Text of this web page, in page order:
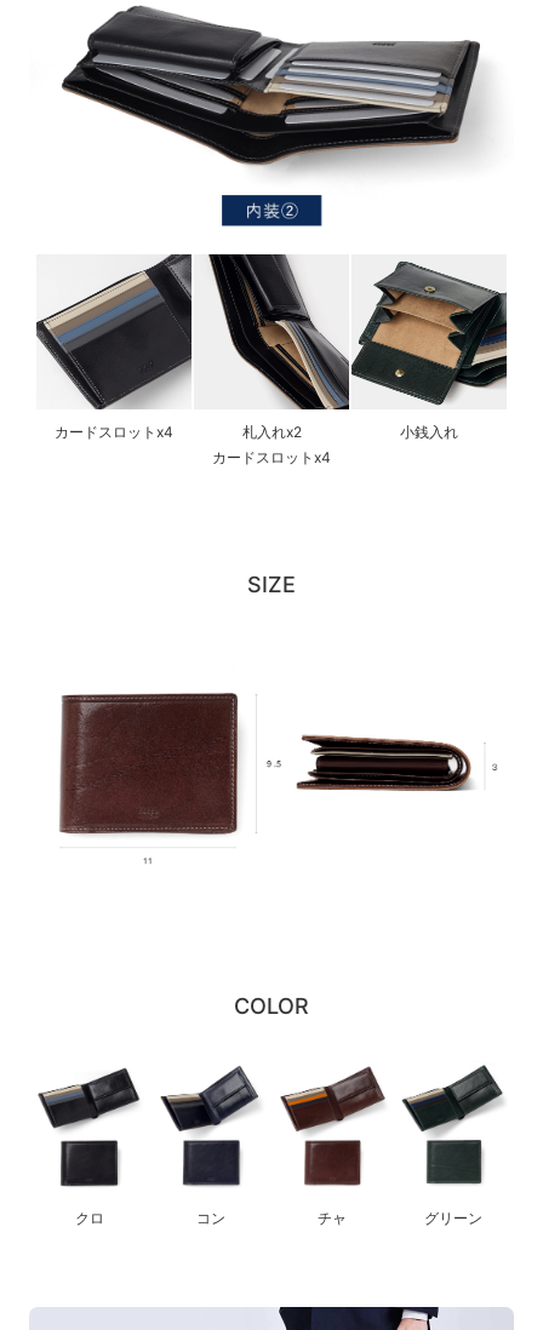
カードスロットx4
札入れx2
カードスロットx4
小銭入れ
SIZE
COLOR
クロ コン チャ グリーン